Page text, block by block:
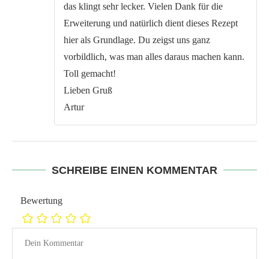
das klingt sehr lecker. Vielen Dank für die
Erweiterung und natürlich dient dieses Rezept
hier als Grundlage. Du zeigst uns ganz
vorbildlich, was man alles daraus machen kann.
Toll gemacht!
Lieben Gruß
Artur
SCHREIBE EINEN KOMMENTAR
Bewertung